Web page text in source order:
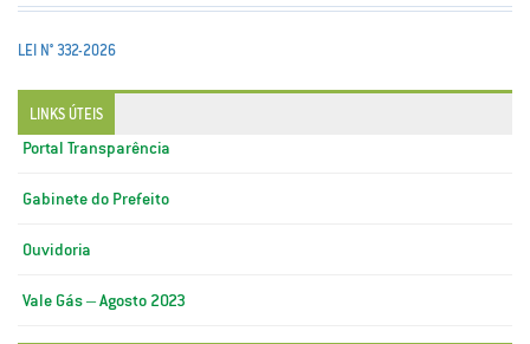
LEI N° 332-2026
LINKS ÚTEIS
Portal Transparência
Gabinete do Prefeito
Ouvidoria
Vale Gás – Agosto 2023